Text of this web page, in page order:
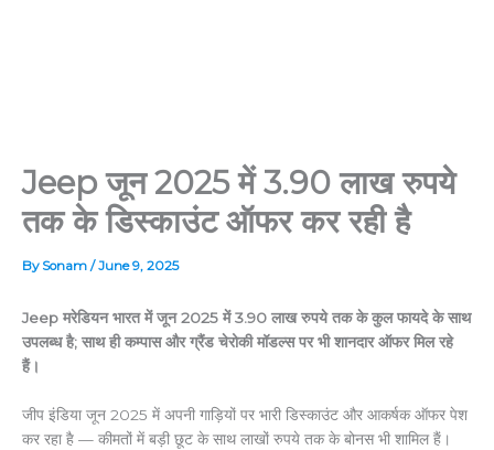
Jeep जून 2025 में 3.90 लाख रुपये
तक के डिस्काउंट ऑफर कर रही है
By Sonam /June 9, 2025
Jeep मरेडियन भारत में जून 2025 में 3.90 लाख रुपये तक के कुल फायदे के साथ
उपलब्ध है; साथ ही कम्पास और ग्रैंड चेरोकी मॉडल्स पर भी शानदार ऑफर मिल रहे
हैं।
जीप इंडिया जून 2025 में अपनी गाड़ियों पर भारी डिस्काउंट और आकर्षक ऑफर पेश
कर रहा है — कीमतों में बड़ी छूट के साथ लाखों रुपये तक के बोनस भी शामिल हैं।